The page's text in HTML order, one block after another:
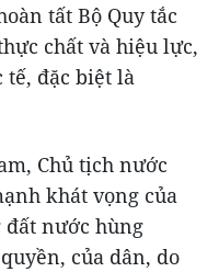
tất Bộ Quy tắc
chất và hiệu lực,
tế, đặc biệt là
Chủ tịch nước
khát vọng của
đất nước hùng
của dân, do